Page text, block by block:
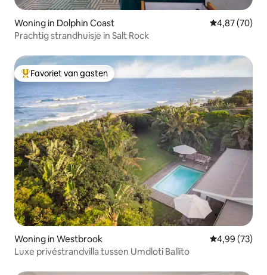
Woning in Dolphin Coast Gemiddelde
4,87 (70)
Prachtig strandhuisje in Salt Rock
Topfavoriet van gasten
Favoriet van gasten
Woning in Westbrook Gemiddelde
4,99 (73)
Luxe privéstrandvilla tussen Umdloti Ballito